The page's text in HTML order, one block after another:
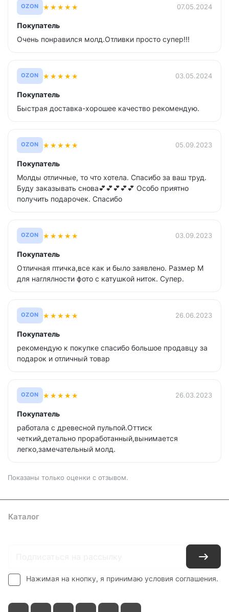
OZON ★★★★★ 07.05.2024
Покупатель
Очень понравился молд.Отливки просто супер!!!
OZON ★★★★★ 03.05.2024
Покупатель
Быстрая доставка-хорошее качество рекомендую.
OZON ★★★★★ 05.09.2023
Покупатель
Молды отличные, то что хотела. Спасибо за ваш труд.
Буду заказывать снова💕💕💕💕💕 Особо приятно
получить подарочек. Спасибо
OZON ★★★★★ 03.09.2023
Покупатель
Отличная птичка,все как и было заявлено. Размер М
для наглялности фото с катушкой ниток. Супер.
OZON ★★★★★ 26.06.2023
Покупатель
рекомендую к покупке спасибо большое продавцу за
подарок и отличный товар
OZON ★★★★★ 26.03.2023
Покупатель
работала с древесной пульпой.Оттиск
четкий,детально проработанный,вынимается
легко,замечательный молд.
Показаны только оценки с отзывом.
Каталог
Нажимая на кнопку, я принимаю условия соглашения.